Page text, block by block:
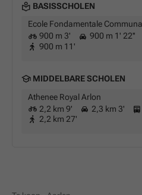
BASISSCHOLEN
Ecole Fondamentale
900 m 3'
900 m 1' 22''
900 m 11'
MIDDELBARE SCHOLEN
Athenee Royal Arlon
2,2 km 9'
2,3 km 3'
2,2 km 27'